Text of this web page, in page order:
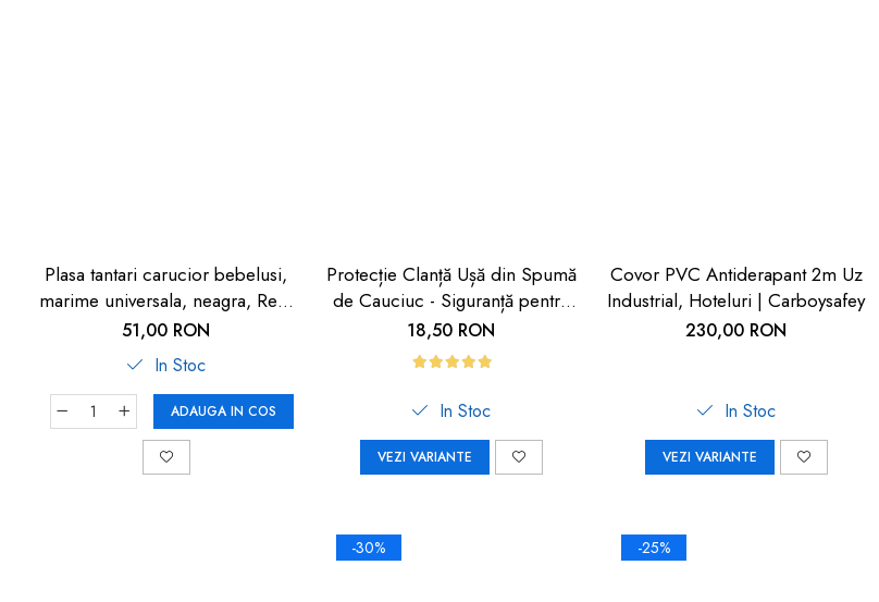
Plasa tantari carucior bebelusi,
marime universala, neagra, Reer
BiteSafe
51,00 RON
In Stoc
ADAUGA IN COS
Protecție Clanță Ușă din Spumă
de Cauciuc - Siguranță pentru
Copii | Car Boy Safety
18,50 RON
In Stoc
VEZI VARIANTE
Covor PVC Antiderapant 2m Uz
Industrial, Hoteluri | Carboysafey
230,00 RON
In Stoc
VEZI VARIANTE
-30% -25%